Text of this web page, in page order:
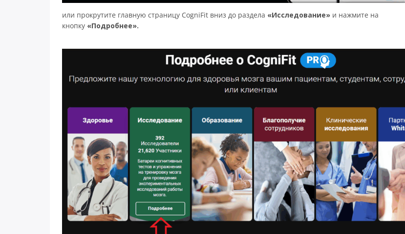
или прокрутите главную страницу CogniFit вниз до раздела «Исследование» и нажмите на
кнопку «Подробнее».